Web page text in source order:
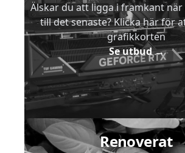
Älskar du att ligga i framkant
till det senaste? Klicka här för
grafikkorten
Se utbud→
Renoverat